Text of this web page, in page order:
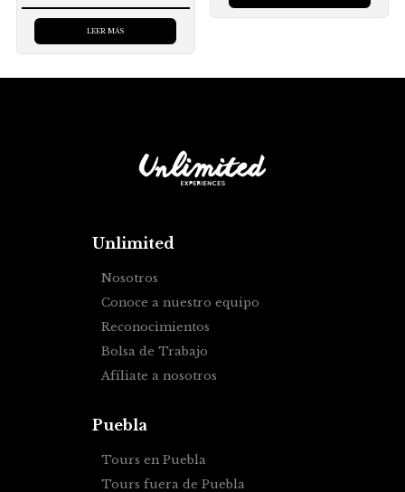
LEER MÁS
Unlimited
Nosotros
Conoce a nuestro equipo
Reconocimientos
Bolsa de Trabajo
Afíliate a nosotros
Puebla
Tours en Puebla
Tours fuera de Puebla